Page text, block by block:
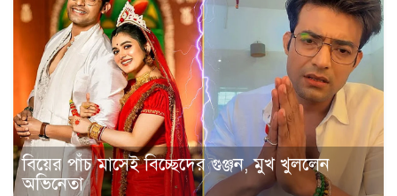
বিয়ের পাঁচ মাসেই বিচ্ছেদের গুঞ্জন, মুখ খুললেন
অভিনেতা